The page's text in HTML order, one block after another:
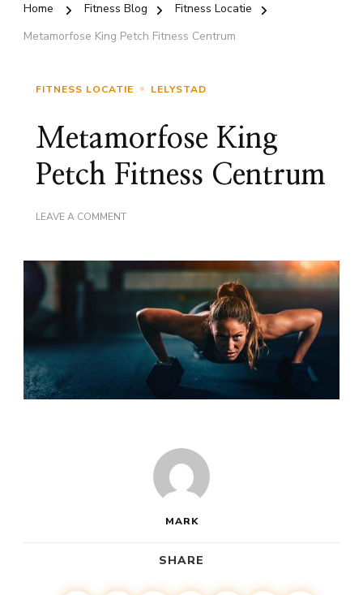
Home Fitness Blog
Fitness Locatie
Metamorfose King Petch Fitness Centrum
FITNESS LOCATIE LELYSTAD
Metamorfose King
Petch Fitness Centrum
LEAVE A COMMENTON
FITNESS
CENTRUM
MARK
SHARE